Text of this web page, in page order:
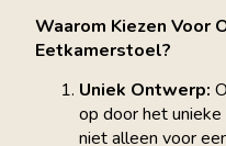
Waarom Kiezen Voor
Eetkamerstoel?
Uniek Ontwerp:
op door het
niet alleen voor